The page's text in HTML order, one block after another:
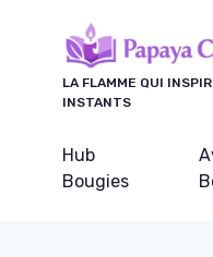
LA FLAMME QUI
INSTANTS
Hub
Bougies